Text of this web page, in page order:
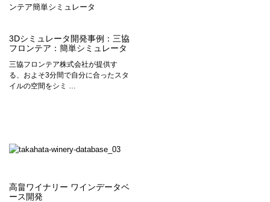
3Dシミュレータ開発事例：三協
フロンテア：簡単シミュレータ
三協フロンテア株式会社が提供す
る、およそ3分間で自分に合ったスタ
イルの空間をシミ …
高畠ワイナリー ワインデータベ
ース開発